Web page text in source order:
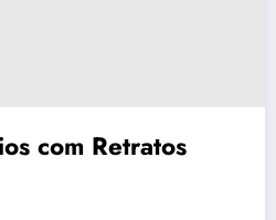
com Retratos